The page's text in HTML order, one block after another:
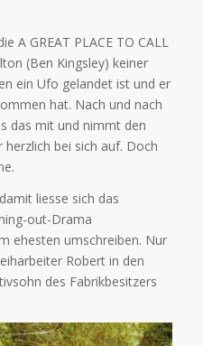
A GREAT PLACE TO CALL
(Ben Kingsley) keiner
ein Ufo gelandet ist und er
hat. Nach und nach
das mit und nimmt den
bei sich auf. Doch
liesse sich das
out-Drama
ehesten umschreiben. Nur
Robert in den
des Fabrikbesitzers